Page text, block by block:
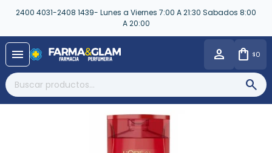
2400 4031-2408 1439- Lunes a Viernes 7:00 A 21:30 Sabados 8:00
A 20:00
menu $0